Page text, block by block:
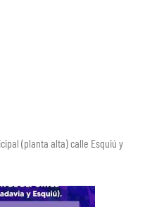
(planta alta) calle Esquiú y